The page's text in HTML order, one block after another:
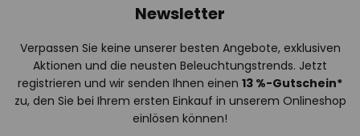
Newsletter
Verpassen Sie keine unserer besten Angebote, exklusiven
Aktionen und die neusten Beleuchtungstrends. Jetzt
registrieren und wir senden Ihnen einen 13 %-Gutschein*
zu, den Sie bei Ihrem ersten Einkauf in unserem Onlineshop
einlösen können!